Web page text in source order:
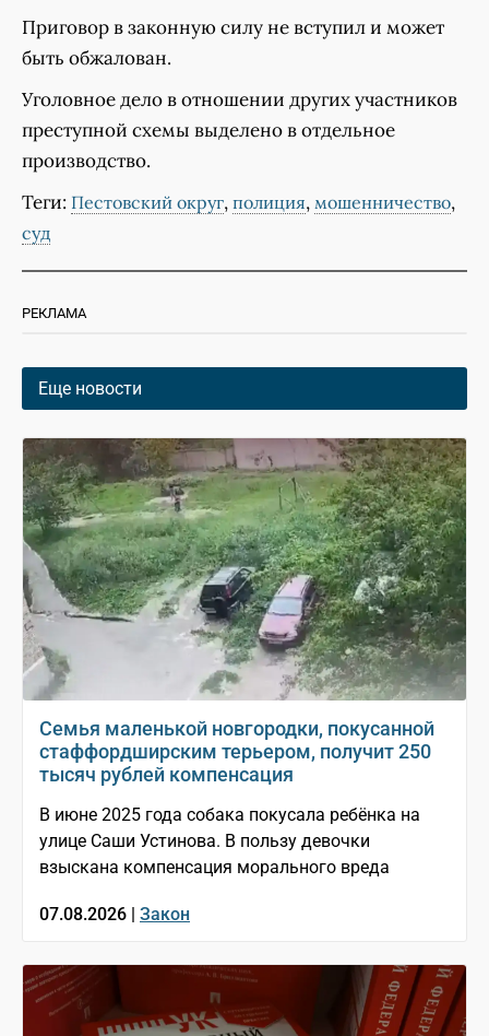
Приговор в законную силу не вступил и может
быть обжалован.
Уголовное дело в отношении других участников
преступной схемы выделено в отдельное
производство.
Теги: Пестовский округ, полиция, мошенничество,
суд
РЕКЛАМА
Еще новости
Семья маленькой новгородки, покусанной
стаффордширским терьером, получит 250
тысяч рублей компенсация
В июне 2025 года собака покусала ребёнка на
улице Саши Устинова. В пользу девочки
взыскана компенсация морального вреда
07.08.2026 | Закон